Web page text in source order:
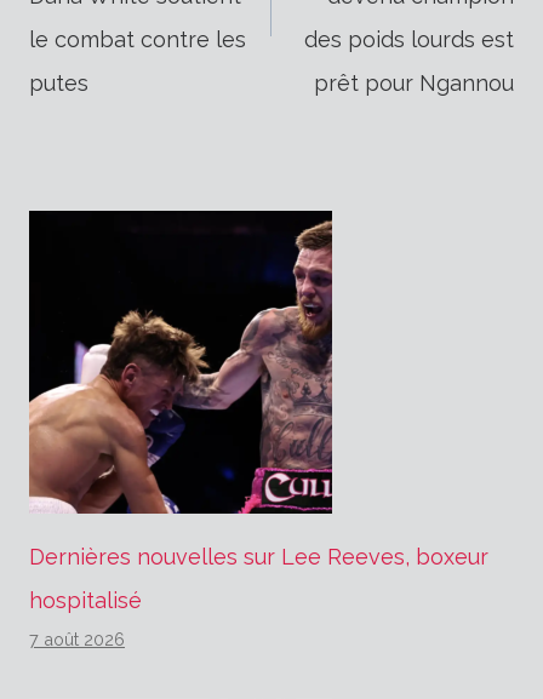
l’article
le combat contre les
putes
des poids lourds est
prêt pour Ngannou
Dernières nouvelles sur Lee Reeves, boxeur
hospitalisé
7 août 2026